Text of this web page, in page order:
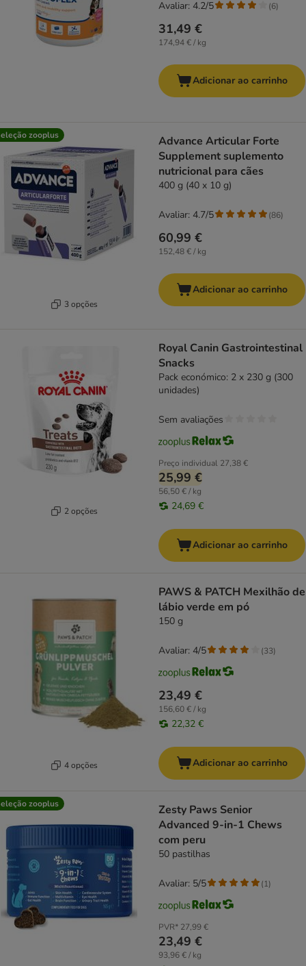
31,49 €
174,94 € / kg
Avaliar: 4.2/5 (6)
Adicionar ao carrinho
zooplus
3 opções
Advance Articular Forte
Supplement suplemento
nutricional para cães
400 g (40 x 10 g)
60,99 €
152,48 € / kg
Avaliar: 4.7/5 (86)
Adicionar ao carrinho
2 opções
Royal Canin Gastrointestinal
Snacks
Pack económico: 2 x 230 g (300
unidades)
Preço individual 27,38 €
25,99 €
56,50 € / kg
24,69 €
Sem avaliações
Adicionar ao carrinho
4 opções
PAWS & PATCH Mexilhão de
lábio verde em pó
150 g
23,49 €
156,60 € / kg
22,32 €
Avaliar: 4/5 (33)
Adicionar ao carrinho
zooplus
Zesty Paws Senior
Advanced 9-in-1 Chews
com peru
50 pastilhas
PVR* 27,99 €
23,49 €
93,96 € / kg
Avaliar: 5/5 (1)